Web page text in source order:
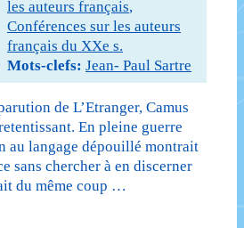
les auteurs français,
Conférences sur les auteurs
français du XXe s.
Mots-clefs: Jean- Paul Sartre
de L’Etranger, Camus
En pleine guerre
au langage dépouillé montrait
sans chercher à en discerner
du même coup …